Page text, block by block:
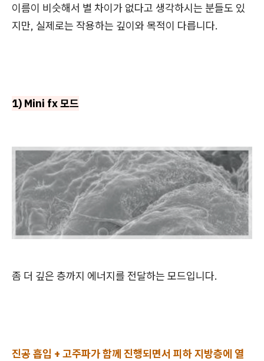
이름이 비슷해서 별 차이가 없다고 생각하시는 분들도 있
지만, 실제로는 작용하는 깊이와 목적이 다릅니다.
1) Mini fx 모드
좀 더 깊은 층까지 에너지를 전달하는 모드입니다.
진공 흡입 + 고주파가 함께 진행되면서 피하 지방층에 열